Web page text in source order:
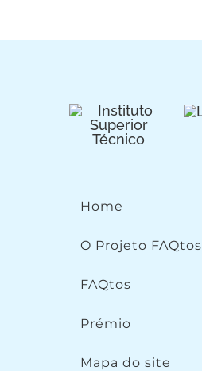
Home
O Projeto FAQtos
FAQtos
Prémio
Mapa do site